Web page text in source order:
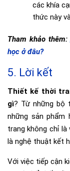
các khía
thức này
Tham khảo thêm:
học ở đâu?
5. Lời kết
Thiết kế thời
gì? Từ những bộ
những sản
trang không chỉ
là nghệ thuật kết
Với việc tiếp cận